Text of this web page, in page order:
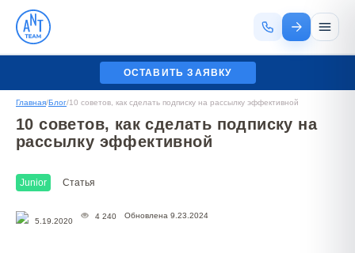
ОСТАВИТЬ ЗАЯВКУ
Главная/Блог/10 советов, как сделать подписку на рассылку эффективной
10 советов, как сделать подписку на
рассылку эффективной
Junior Статья
5.19.2020
4 240 Обновлена 9.23.2024